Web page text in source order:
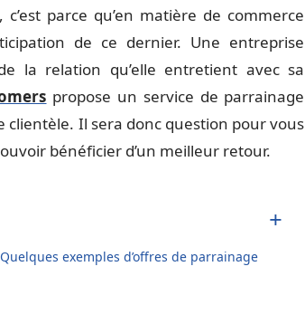
parce qu’en matière de commerce
de ce dernier. Une entreprise
la relation qu’elle entretient avec sa
propose un service de parrainage
Il sera donc question pour vous
bénéficier d’un meilleur retour.
Quelques exemples d’offres de parrainage